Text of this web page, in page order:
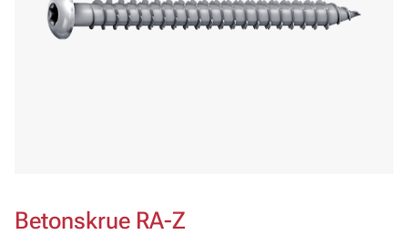
Betonskrue RA-Z